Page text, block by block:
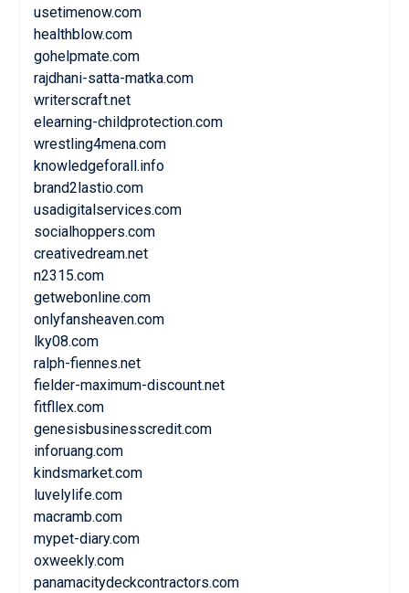
usetimenow.com
healthblow.com
gohelpmate.com
rajdhani-satta-matka.com
writerscraft.net
elearning-childprotection.com
wrestling4mena.com
knowledgeforall.info
brand2lastio.com
usadigitalservices.com
socialhoppers.com
creativedream.net
n2315.com
getwebonline.com
onlyfansheaven.com
lky08.com
ralph-fiennes.net
fielder-maximum-discount.net
fitfllex.com
genesisbusinesscredit.com
inforuang.com
kindsmarket.com
luvelylife.com
macramb.com
mypet-diary.com
oxweekly.com
panamacitydeckcontractors.com